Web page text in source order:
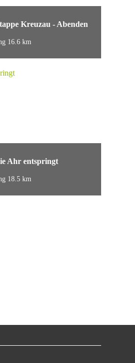
Kreuzau - Abenden
16.6 km
Ahr entspringt
18.5 km